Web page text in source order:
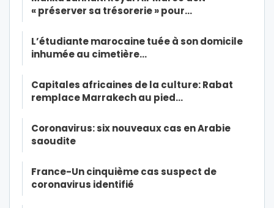
« préserver sa trésorerie » pour…
L’étudiante marocaine tuée à son domicile
inhumée au cimetière…
Capitales africaines de la culture: Rabat
remplace Marrakech au pied…
Coronavirus: six nouveaux cas en Arabie
saoudite
France-Un cinquième cas suspect de
coronavirus identifié